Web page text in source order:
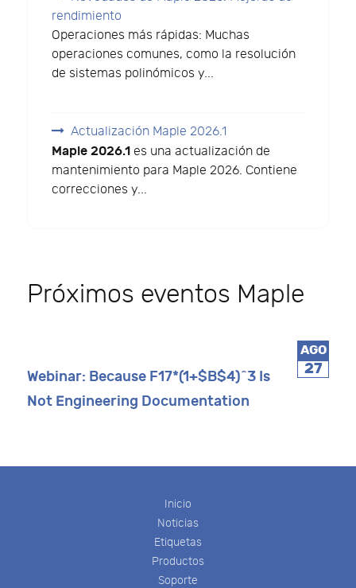
rendimiento
Operaciones más rápidas: Muchas
operaciones comunes, como la resolución
de sistemas polinómicos y...
Actualización Maple 2026.1
Maple 2026.1 es una actualización de
mantenimiento para Maple 2026. Contiene
correcciones y...
Próximos eventos Maple
AGO
27
Webinar: Because F17*(1+$B$4)^3 Is
Not Engineering Documentation
Inicio
Noticias
Etiquetas
Productos
Soporte